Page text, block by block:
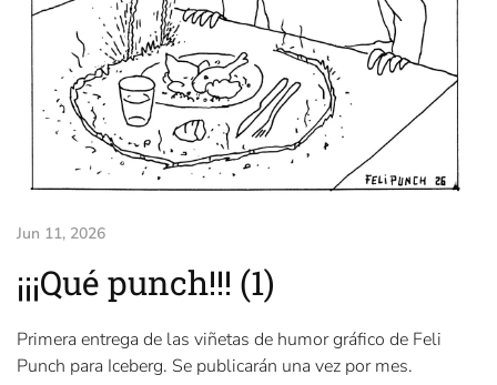
Jun 11, 2026
¡¡¡Qué punch!!! (1)
Primera entrega de las viñetas de humor gráfico de Feli
Punch para Iceberg. Se publicarán una vez por mes.